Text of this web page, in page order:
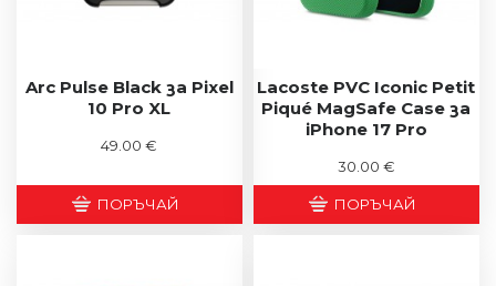
Arc Pulse Black за Pixel
10 Pro XL
49.00 €
ПОРЪЧАЙ
Lacoste PVC Iconic Petit
Piqué MagSafe Case за
iPhone 17 Pro
30.00 €
ПОРЪЧАЙ